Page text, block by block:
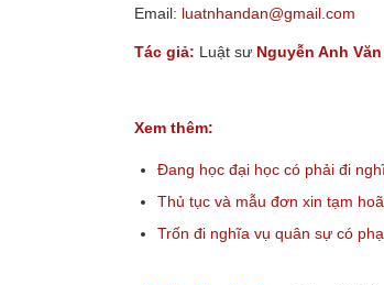
Email: luatnhandan@gmail.com
Tác giả: Luật sư Nguyễn Anh Văn
Xem thêm:
Đang học đại học có phải đi
Thủ tục và mẫu đơn xin tạm
Trốn đi nghĩa vụ quân sự có